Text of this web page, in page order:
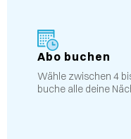
Abo buchen
Wähle zwischen 4
buche alle deine